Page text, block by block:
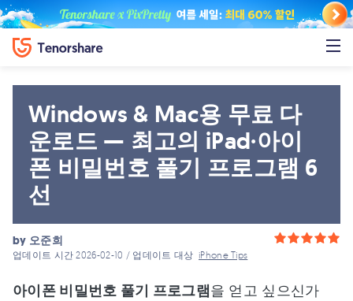
Windows & Mac용 무료 다
운로드 — 최고의 iPad·아이
폰 비밀번호 풀기 프로그램 6
선
by 오준희
업데이트 시간 2026-02-10 / 업데이트 대상iPhone Tips
아이폰 비밀번호 풀기 프로그램을 얻고 싶으신가